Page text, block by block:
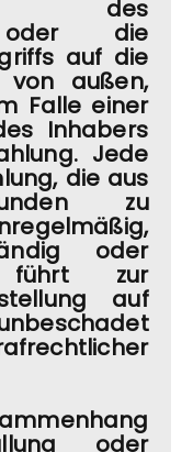
des
oder die
auf die
von außen,
Falle einer
Inhabers
Jede
die aus
zu
oder
führt zur
auf
oder